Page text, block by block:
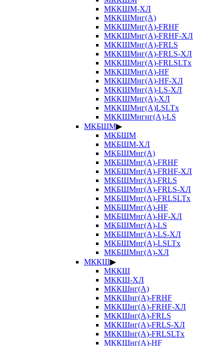
МККШМ-ХЛ
МККШМнг(А)
МККШМнг(А)-FRHF
МККШМнг(А)-FRHF-ХЛ
МККШМнг(А)-FRLS
МККШМнг(А)-FRLS-ХЛ
МККШМнг(А)-FRLSLTx
МККШМнг(А)-HF
МККШМнг(А)-HF-ХЛ
МККШМнг(А)-LS-ХЛ
МККШМнг(А)-ХЛ
МККШМнг(А)LSLTx
МККШМнгнг(А)-LS
МКБШМ▶
МКБШМ
МКБШМ-ХЛ
МКБШМнг(А)
МКБШМнг(А)-FRHF
МКБШМнг(А)-FRHF-ХЛ
МКБШМнг(А)-FRLS
МКБШМнг(А)-FRLS-ХЛ
МКБШМнг(А)-FRLSLTx
МКБШМнг(А)-HF
МКБШМнг(А)-HF-ХЛ
МКБШМнг(А)-LS
МКБШМнг(А)-LS-ХЛ
МКБШМнг(А)-LSLTx
МКБШМнг(А)-ХЛ
МККШ▶
МККШ
МККШ-ХЛ
МККШнг(А)
МККШнг(А)-FRHF
МККШнг(А)-FRHF-ХЛ
МККШнг(А)-FRLS
МККШнг(А)-FRLS-ХЛ
МККШнг(А)-FRLSLTx
МККШнг(А)-HF